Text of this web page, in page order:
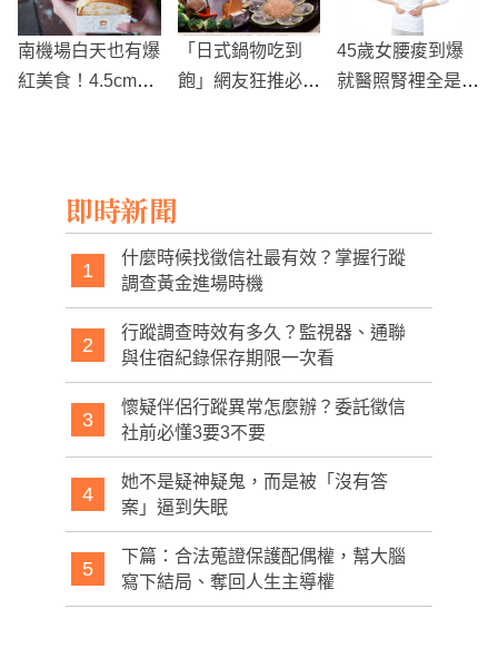
南機場白天也有爆
紅美食！4.5cm
「日式鍋物吃到
飽」網友狂推必
45歲女腰痠到爆
就醫照腎裡全是
即時新聞
1
什麼時候找徵信社最有效？掌握行蹤
調查黃金進場時機
2
行蹤調查時效有多久？監視器、通聯
與住宿紀錄保存期限一次看
3
懷疑伴侶行蹤異常怎麼辦？委託徵信
社前必懂3要3不要
4
她不是疑神疑鬼，而是被「沒有答
案」逼到失眠
5
下篇：合法蒐證保護配偶權，幫大腦
寫下結局、奪回人生主導權